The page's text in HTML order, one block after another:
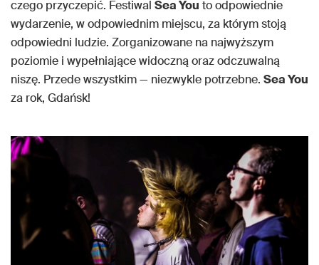
czego przyczepić. Festiwal Sea You to odpowiednie
wydarzenie, w odpowiednim miejscu, za którym stoją
odpowiedni ludzie. Zorganizowane na najwyższym
poziomie i wypełniające widoczną oraz odczuwalną
niszę. Przede wszystkim — niezwykle potrzebne. Sea You
za rok, Gdańsk!